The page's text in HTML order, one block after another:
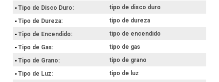
Tipo de Disco Duro
tipo de disco duro
Tipo de Dureza
tipo de dureza
Tipo de Encendido
tipo de encendido
Tipo de Gas
tipo de gas
Tipo de Grano
tipo de grano
Tipo de Luz
tipo de luz